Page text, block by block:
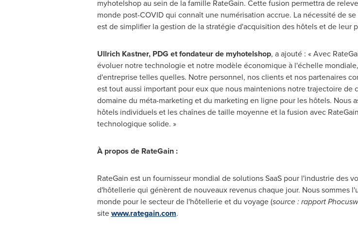
myhotelshop au sein de la famille RateGain. Cette fusion permettra de
monde post-COVID qui connaît une numérisation accrue. La nécessité de
est de simplifier la gestion de la stratégie d'acquisition des hôtels et de leur
Ullrich Kastner, PDG et fondateur de myhotelshop, a ajouté : « Avec
évoluer notre technologie et notre modèle économique à l'échelle
d'entreprise telles quelles. Notre personnel, nos clients et nos partenaires
est tout aussi important pour eux que nous maintenions notre trajectoire de
domaine du méta-marketing et du marketing en ligne pour les hôtels. Nous
hôtels individuels et les chaînes de taille moyenne et la fusion avec
technologique solide. »
À propos de RateGain :
RateGain est un fournisseur mondial de solutions SaaS pour l'industrie des
d'hôtellerie qui génèrent de nouveaux revenus chaque jour. Nous sommes
monde pour le secteur de l'hôtellerie et du voyage (source : rapport
sitewww.rategain.com.